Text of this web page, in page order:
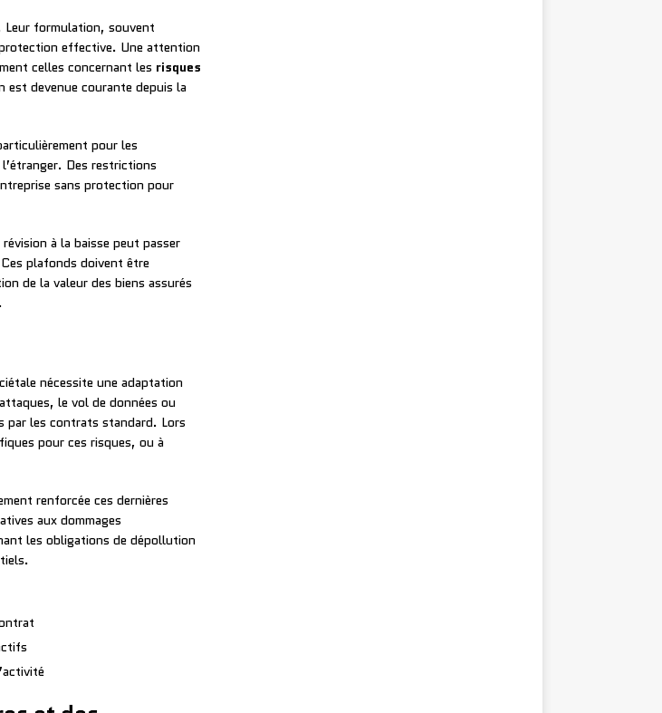
formulation, souvent
effective. Une attention
celles concernant les risques
est devenue courante depuis la
pour les
Des restrictions
sans protection pour
à la baisse peut passer
plafonds doivent être
de la valeur des biens assurés
nécessite une adaptation
le vol de données ou
par les contrats standard. Lors
pour ces risques, ou à
renforcée ces dernières
aux dommages
les obligations de dépollution